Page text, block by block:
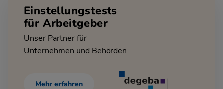
Einstellungstests
für Arbeitgeber
Unser Partner für
Unternehmen und Behörden
Mehr erfahren